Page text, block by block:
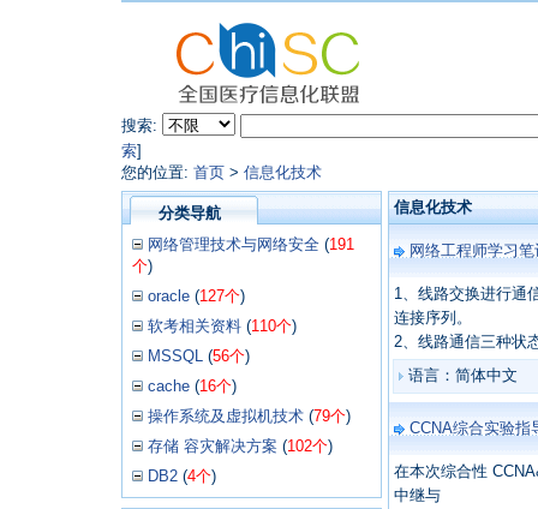
搜索:
索]
您的位置: 首页 > 信息化技术
分类导航
网络管理技术与网络安全 (191
个)
oracle (127个)
软考相关资料 (110个)
MSSQL (56个)
cache (16个)
操作系统及虚拟机技术 (79个)
存储 容灾解决方案 (102个)
DB2 (4个)
信息化技术
网络工程师学习笔
1、线路交换进行通
连接序列。
2、线路通信三种状
语言：简体中文
CCNA综合实验指
在本次综合性
中继与